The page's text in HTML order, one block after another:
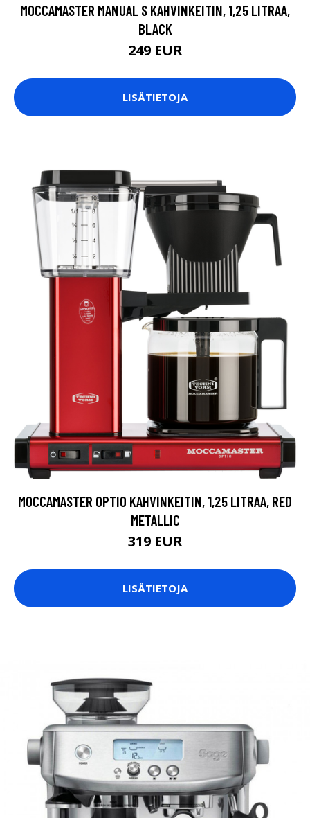
MOCCAMASTER MANUAL S KAHVINKEITIN, 1,25 LITRAA,
BLACK
249 EUR
LISÄTIETOJA
MOCCAMASTER OPTIO KAHVINKEITIN, 1,25 LITRAA, RED
METALLIC
319 EUR
LISÄTIETOJA